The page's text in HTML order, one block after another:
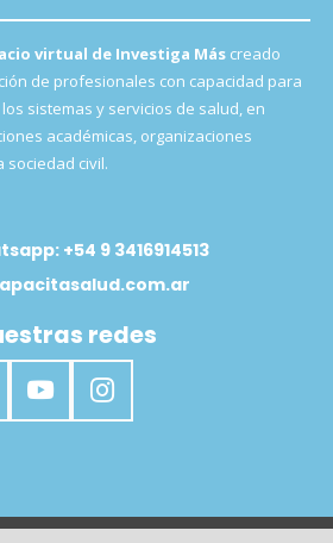
virtual de Investiga Máscreado
de profesionales con capacidad para
sistemas y servicios de salud, en
académicas, organizaciones
sociedad civil.
+54 9 3416914513
redes